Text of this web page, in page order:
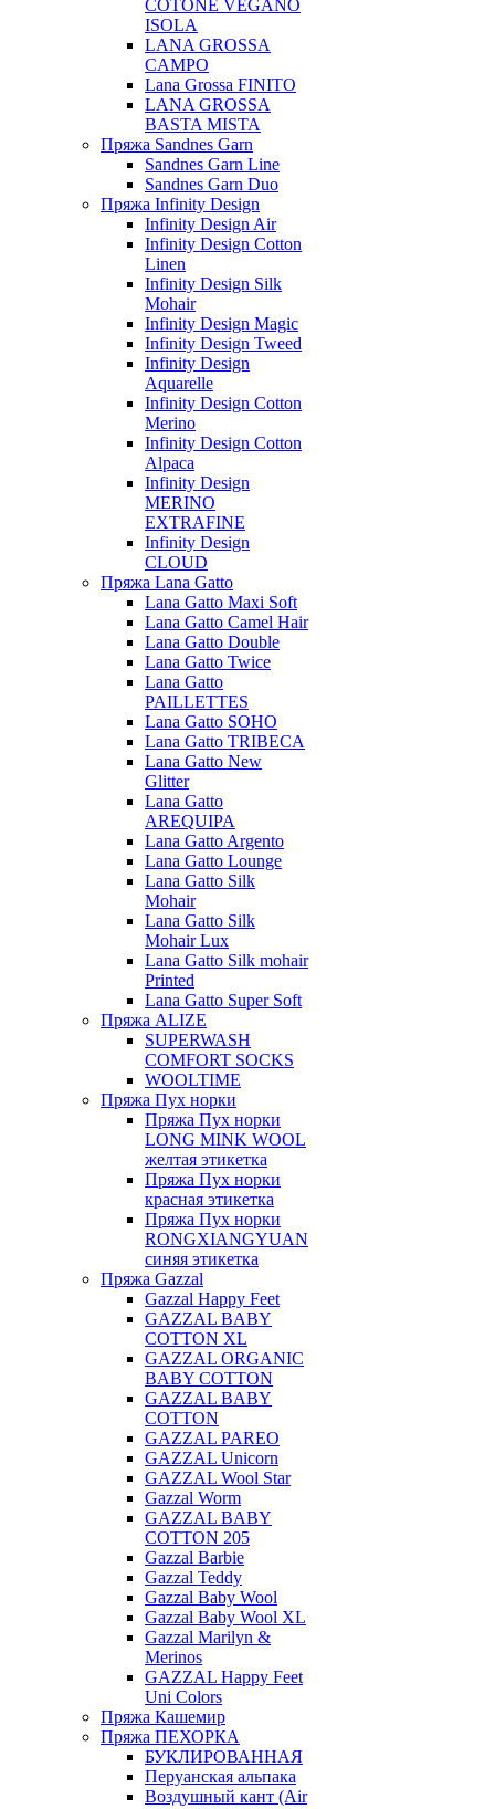
COTONE VEGANO
ISOLA
LANA GROSSA
CAMPO
Lana Grossa FINITO
LANA GROSSA
BASTA MISTA
Пряжа Sandnes Garn
Sandnes Garn Line
Sandnes Garn Duo
Пряжа Infinity Design
Infinity Design Air
Infinity Design Cotton
Linen
Infinity Design Silk
Mohair
Infinity Design Magic
Infinity Design Tweed
Infinity Design
Aquarelle
Infinity Design Cotton
Merino
Infinity Design Cotton
Alpaca
Infinity Design
MERINO
EXTRAFINE
Infinity Design
CLOUD
Пряжа Lana Gatto
Lana Gatto Maxi Soft
Lana Gatto Camel Hair
Lana Gatto Double
Lana Gatto Twice
Lana Gatto
PAILLETTES
Lana Gatto SOHO
Lana Gatto TRIBECA
Lana Gatto New
Glitter
Lana Gatto
AREQUIPA
Lana Gatto Argento
Lana Gatto Lounge
Lana Gatto Silk
Mohair
Lana Gatto Silk
Mohair Lux
Lana Gatto Silk mohair
Printed
Lana Gatto Super Soft
Пряжа ALIZE
SUPERWASH
COMFORT SOCKS
WOOLTIME
Пряжа Пух норки
Пряжа Пух норки
LONG MINK WOOL
желтая этикетка
Пряжа Пух норки
красная этикетка
Пряжа Пух норки
RONGXIANGYUAN
синяя этикетка
Пряжа Gazzal
Gazzal Happy Feet
GAZZAL BABY
COTTON XL
GAZZAL ORGANIC
BABY COTTON
GAZZAL BABY
COTTON
GAZZAL PAREO
GAZZAL Unicorn
GAZZAL Wool Star
Gazzal Worm
GAZZAL BABY
COTTON 205
Gazzal Barbie
Gazzal Teddy
Gazzal Baby Wool
Gazzal Baby Wool XL
Gazzal Marilyn &
Merinos
GAZZAL Happy Feet
Uni Colors
Пряжа Кашемир
Пряжа ПЕХОРКА
БУКЛИРОВАННАЯ
Перуанская альпака
Воздушный кант (Air